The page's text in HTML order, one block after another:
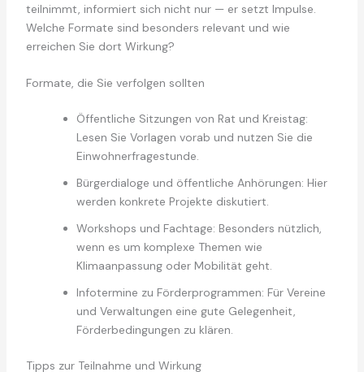
teilnimmt, informiert sich nicht nur — er setzt Impulse.
Welche Formate sind besonders relevant und wie
erreichen Sie dort Wirkung?
Formate, die Sie verfolgen sollten
Öffentliche Sitzungen von Rat und Kreistag:
Lesen Sie Vorlagen vorab und nutzen Sie die
Einwohnerfragestunde.
Bürgerdialoge und öffentliche Anhörungen: Hier
werden konkrete Projekte diskutiert.
Workshops und Fachtage: Besonders nützlich,
wenn es um komplexe Themen wie
Klimaanpassung oder Mobilität geht.
Infotermine zu Förderprogrammen: Für Vereine
und Verwaltungen eine gute Gelegenheit,
Förderbedingungen zu klären.
Tipps zur Teilnahme und Wirkung